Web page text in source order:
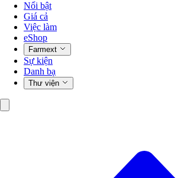
Nổi bật
Giá cả
Việc làm
eShop
Farmext
Sự kiện
Danh bạ
Thư viện